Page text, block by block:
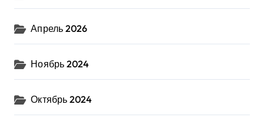
Апрель 2026
Ноябрь 2024
Октябрь 2024